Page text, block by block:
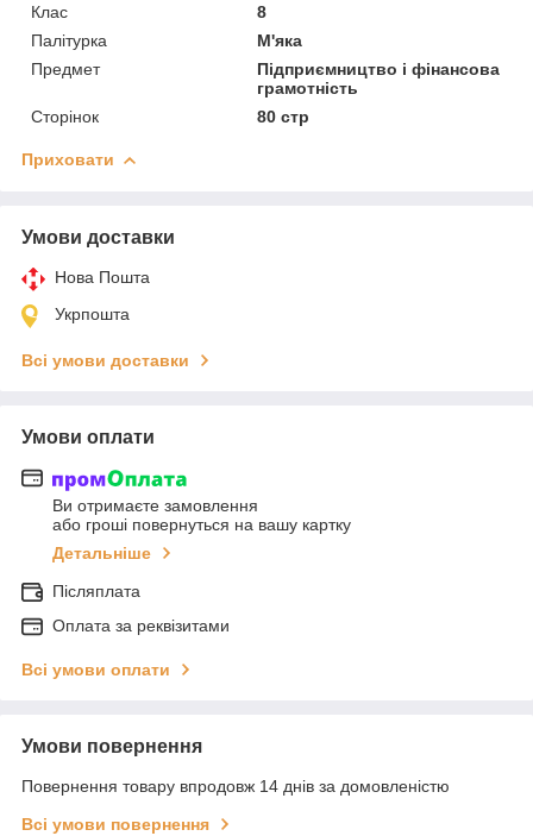
Клас
8
Палітурка
М'яка
Предмет
Підприємництво і фінансова
грамотність
Сторінок
80 стр
Приховати
Умови доставки
Нова Пошта
Укрпошта
Всі умови доставки
Умови оплати
Ви отримаєте замовлення
або гроші повернуться на вашу картку
Детальніше
Післяплата
Оплата за реквізитами
Всі умови оплати
Умови повернення
Повернення товару впродовж 14 днів за домовленістю
Всі умови повернення